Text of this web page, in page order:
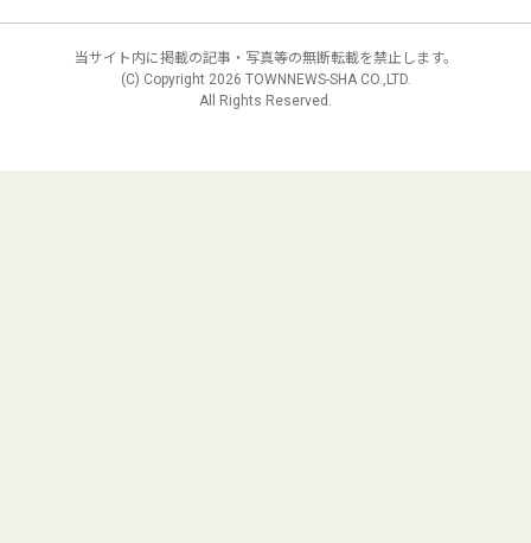
当サイト内に掲載の記事・写真等の無断転載を禁止します。
(C) Copyright 2026 TOWNNEWS-SHA CO.,LTD.
All Rights Reserved.